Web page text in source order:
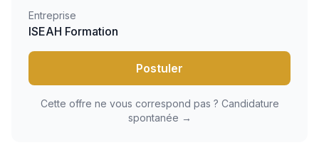
Entreprise
ISEAH Formation
Postuler
Cette offre ne vous correspond pas ? Candidature
spontanée →